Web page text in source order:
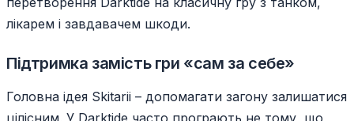
лікарем і завдавачем шкоди.
Підтримка замість гри «сам за себе»
Головна ідея Skitarii – допомагати загону залишатися